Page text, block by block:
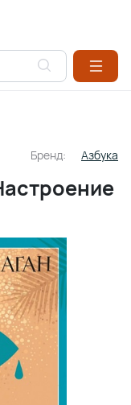
Бренд: Азбука